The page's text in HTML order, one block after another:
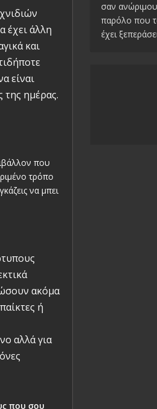
έχει άλλη
και
είναι
της ημέρας.
που
τρόπο
να μπει
ακόμα
ή
αλλά για
που σου
σαν
παρόλο που
έχει